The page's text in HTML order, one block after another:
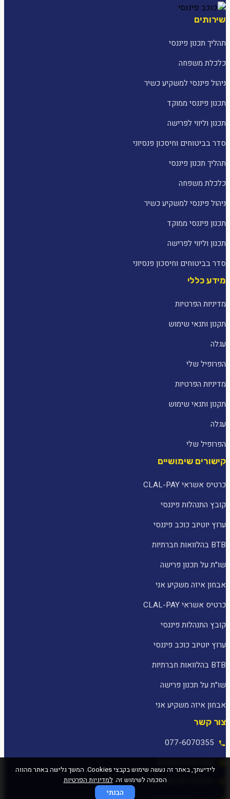
שירותים
תהליך תכנון פיננסי
כלכלת משפחה
ניהול פיננסי למשקיע כשיר
תכנון פיננסי ממוקד
תכנון וליווי לפרישה
סדר בביטוחים וחיסכון פנסיוני
תהליך תכנון פיננסי
כלכלת משפחה
ניהול פיננסי למשקיע כשיר
תכנון פיננסי ממוקד
תכנון וליווי לפרישה
סדר בביטוחים וחיסכון פנסיוני
מידע כללי
מדיניות הפרטיות
תקנון ותנאי שימוש
עגלה
הפרופיל שלי
מדיניות הפרטיות
תקנון ותנאי שימוש
עגלה
הפרופיל שלי
קישורים שימושיים
כרטיס אשראי CLAL-PAY
קובץ התנהלות פיננסי
ערוץ יוטיוב כוכב פיננסי
BTB בהלוואות חברתיות
שו״ת על תכנון פרישה
אבחון איזה משקיע אני
כרטיס אשראי CLAL-PAY
קובץ התנהלות פיננסי
ערוץ יוטיוב כוכב פיננסי
BTB בהלוואות חברתיות
שו״ת על תכנון פרישה
אבחון איזה משקיע אני
צור קשר
077-6070355
לידיעתך, באתר זה נעשה שימוש בקבצי Cookies. המשך גלישה באתר מהווה
הסכמה לשימוש זה.למדיניות הפרטיות
הבנתי